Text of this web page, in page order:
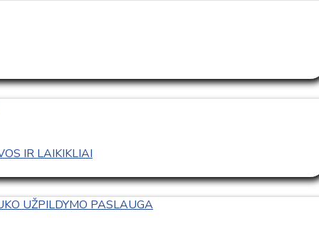
IR LAIKIKLIAI
UŽPILDYMO PASLAUGA